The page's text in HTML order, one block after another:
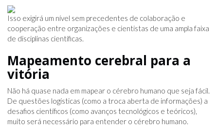
Isso exigirá um nível sem precedentes de colaboração e
cooperação entre organizações e cientistas de uma ampla faixa
de disciplinas científicas.
Mapeamento cerebral para a
vitória
Não há quase nada em mapear o cérebro humano que seja fácil.
De questões logísticas (como a troca aberta de informações) a
desafios científicos (como avanços tecnológicos e teóricos),
muito será necessário para entender o cérebro humano.